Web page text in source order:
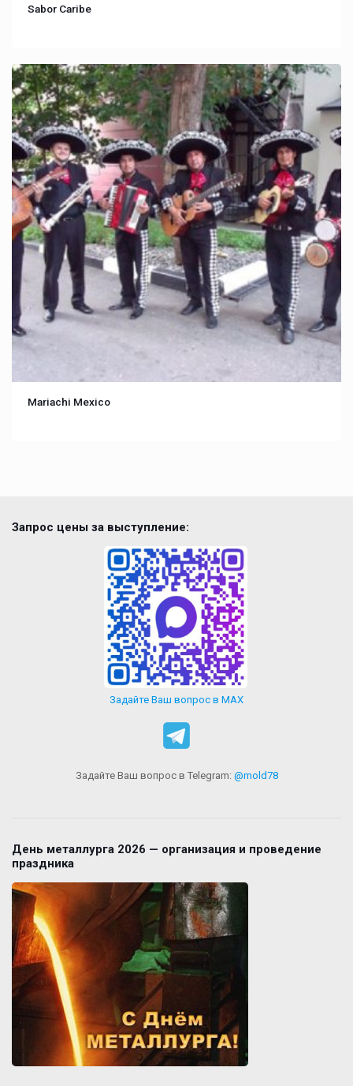
Sabor Caribe
Mariachi Mexico
Запрос цены за выступление:
Задайте Ваш вопрос в MAX
Задайте Ваш вопрос в Telegram: @mold78
День металлурга 2026 — организация и проведение
праздника